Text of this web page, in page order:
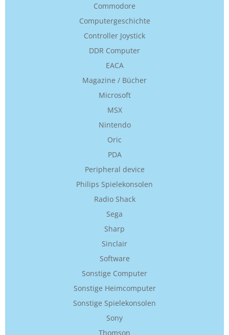
Commodore
Computergeschichte
Controller Joystick
DDR Computer
EACA
Magazine / Bücher
Microsoft
MSX
Nintendo
Oric
PDA
Peripheral device
Philips Spielekonsolen
Radio Shack
Sega
Sharp
Sinclair
Software
Sonstige Computer
Sonstige Heimcomputer
Sonstige Spielekonsolen
Sony
Thomson